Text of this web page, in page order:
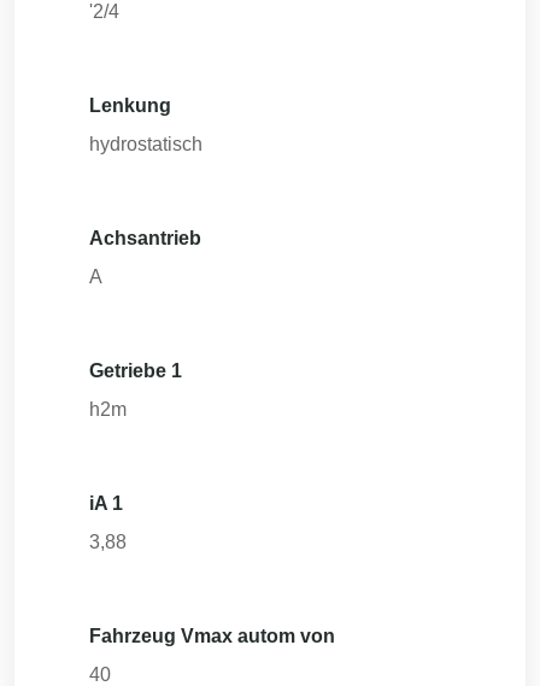
'2/4
Lenkung
hydrostatisch
Achsantrieb
A
Getriebe 1
h2m
iA 1
3,88
Fahrzeug Vmax autom von
40